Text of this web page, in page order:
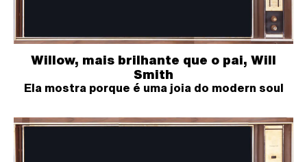
Willow, mais brilhante que o pai, Will
Smith
Ela mostra porque é uma joia do modern soul